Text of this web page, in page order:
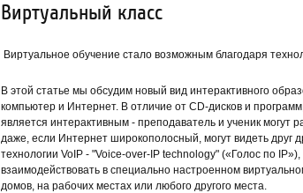
Виртуальный класс
Виртуальное обучение стало возможным благодаря
В этой статье мы обсудим новый вид интерактивного
компьютер и Интернет. В отличие от CD-дисков и
является интерактивным - преподаватель и ученик могут
даже, если Интернет широкополосный, могут видеть друг
технологии VoIP - "Voice-over-IP technology" («Голос по
взаимодействовать в специально настроенном
домов, на рабочих местах или любого другого места.